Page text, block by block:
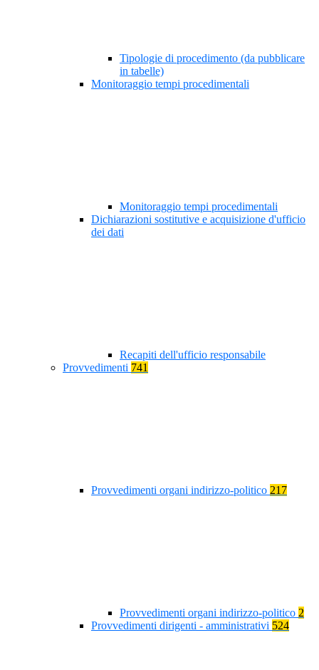
Tipologie di procedimento (da pubblicare
in tabelle)
Monitoraggio tempi procedimentali
Monitoraggio tempi procedimentali
Dichiarazioni sostitutive e acquisizione d'ufficio
dei dati
Recapiti dell'ufficio responsabile
Provvedimenti 741
Provvedimenti organi indirizzo-politico 217
Provvedimenti organi indirizzo-politico 2
Provvedimenti dirigenti - amministrativi 524